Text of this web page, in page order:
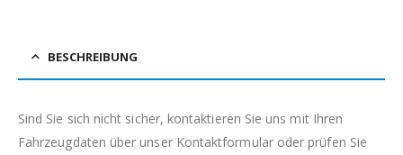
BESCHREIBUNG
Sind Sie sich nicht sicher, kontaktieren Sie uns mit Ihren
Fahrzeugdaten über unser Kontaktformular oder prüfen Sie